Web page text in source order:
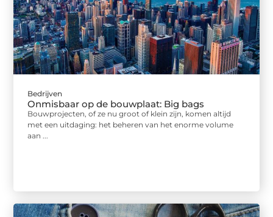
Bedrijven
Onmisbaar op de bouwplaat: Big bags
Bouwprojecten, of ze nu groot of klein zijn, komen altijd
met een uitdaging: het beheren van het enorme volume
aan ...